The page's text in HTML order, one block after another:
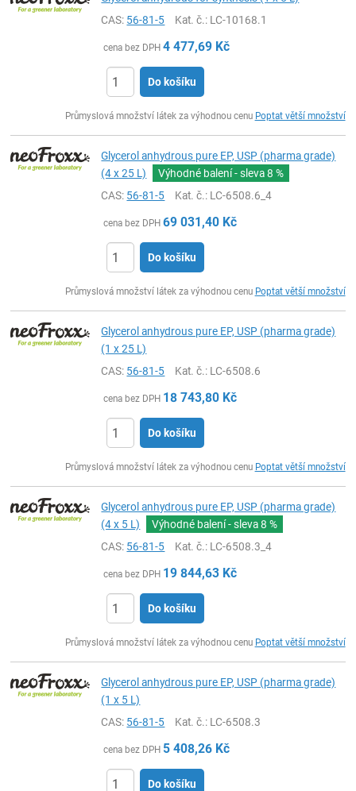
CAS: 56-81-5 Kat. č.: LC-10168.1
cena bez DPH 4 477,69 Kč
Do košíku
Průmyslová množství látek za výhodnou cenu Poptat větší množství
Glycerol anhydrous pure EP, USP (pharma grade)
(4 x 25 L)
Výhodné balení - sleva8 %
CAS: 56-81-5 Kat. č.: LC-6508.6_4
cena bez DPH 69 031,40 Kč
Do košíku
Průmyslová množství látek za výhodnou cenu Poptat větší množství
Glycerol anhydrous pure EP, USP (pharma grade)
(1 x 25 L)
CAS: 56-81-5 Kat. č.: LC-6508.6
cena bez DPH 18 743,80 Kč
Do košíku
Průmyslová množství látek za výhodnou cenu Poptat větší množství
Glycerol anhydrous pure EP, USP (pharma grade)
(4 x 5 L)
Výhodné balení - sleva8 %
CAS: 56-81-5 Kat. č.: LC-6508.3_4
cena bez DPH 19 844,63 Kč
Do košíku
Průmyslová množství látek za výhodnou cenu Poptat větší množství
Glycerol anhydrous pure EP, USP (pharma grade)
(1 x 5 L)
CAS: 56-81-5 Kat. č.: LC-6508.3
cena bez DPH 5 408,26 Kč
Do košíku